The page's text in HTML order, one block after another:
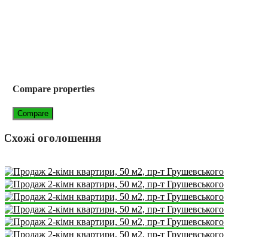
Compare properties
Compare
Схожі оголошення